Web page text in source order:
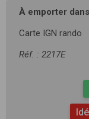
À emporter
Carte IGN rando
Réf. : 2217E